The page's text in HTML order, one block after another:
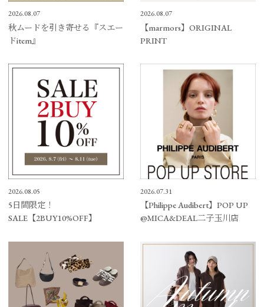
2026.08.07
秋ムードを引き寄せる『スエー
ドitem』
2026.08.07
【marmors】ORIGINAL
PRINT
2026.08.05
5日間限定！
SALE【2BUY10%OFF】
2026.07.31
【Philippe Audibert】POP UP
@MICA&DEAL二子玉川店